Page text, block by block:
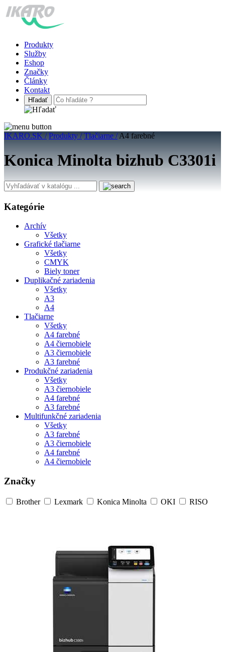
Produkty
Služby
Eshop
Značky
Články
Kontakt
IKARO.SK / Produkty / Tlačiarne /A4 farebné
Konica Minolta bizhub C3301i
Kategórie
Archív
Všetky
Grafické tlačiarne
Všetky
CMYK
Biely toner
Duplikačné zariadenia
Všetky
A3
A4
Tlačiarne
Všetky
A4 farebné
A4 čiernobiele
A3 čiernobiele
A3 farebné
Produkčné zariadenia
Všetky
A3 čiernobiele
A4 farebné
A3 farebné
Multifunkčné zariadenia
Všetky
A3 farebné
A3 čiernobiele
A4 farebné
A4 čiernobiele
Značky
Brother Lexmark Konica Minolta OKI RISO